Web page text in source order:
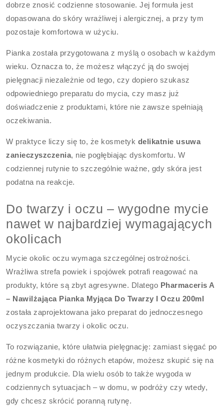
dobrze znosić codzienne stosowanie. Jej formuła jest
dopasowana do skóry wrażliwej i alergicznej, a przy tym
pozostaje komfortowa w użyciu.
Pianka została przygotowana z myślą o osobach w każdym
wieku. Oznacza to, że możesz włączyć ją do swojej
pielęgnacji niezależnie od tego, czy dopiero szukasz
odpowiedniego preparatu do mycia, czy masz już
doświadczenie z produktami, które nie zawsze spełniają
oczekiwania.
W praktyce liczy się to, że kosmetyk delikatnie usuwa
zanieczyszczenia, nie pogłębiając dyskomfortu. W
codziennej rutynie to szczególnie ważne, gdy skóra jest
podatna na reakcje.
Do twarzy i oczu – wygodne mycie
nawet w najbardziej wymagających
okolicach
Mycie okolic oczu wymaga szczególnej ostrożności.
Wrażliwa strefa powiek i spojówek potrafi reagować na
produkty, które są zbyt agresywne. Dlatego Pharmaceris A
– Nawilżająca Pianka Myjąca Do Twarzy I Oczu 200ml
została zaprojektowana jako preparat do jednoczesnego
oczyszczania twarzy i okolic oczu.
To rozwiązanie, które ułatwia pielęgnację: zamiast sięgać po
różne kosmetyki do różnych etapów, możesz skupić się na
jednym produkcie. Dla wielu osób to także wygoda w
codziennych sytuacjach – w domu, w podróży czy wtedy,
gdy chcesz skrócić poranną rutynę.